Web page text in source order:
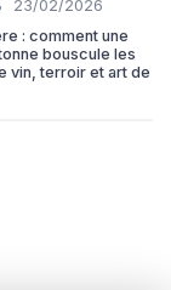
23/02/2026
: comment une
bouscule les
vin, terroir et art de